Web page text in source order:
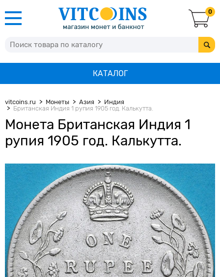
0
КАТАЛОГ
vitcoins.ru Монеты Азия
Индия
Британская Индия 1 рупия 1905 год. Калькутта.
Монета Британская Индия 1
рупия 1905 год. Калькутта.